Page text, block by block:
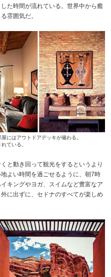
た時間が流れている。世界中から癒
雰囲気だ。
にはアウトドアデッキが備わる。
ている。
と動き回って観光をするというより
よい時間を過ごせるように、朝7時
キングやヨガ、スイムなど豊富なア
に出ずに、セドナのすべてが楽しめ